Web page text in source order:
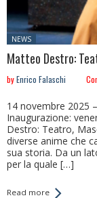
Posted
in:
NEWS
Matteo Destro:
byEnrico Falaschi
14 novembre 2025
Inaugurazione:
Destro: Teatro,
diverse anime che
sua storia. Da un
per la quale […]
Read more